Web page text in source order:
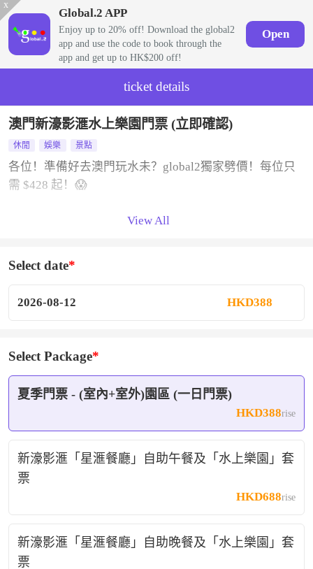
x
Global.2 APP
Enjoy up to 20% off! Download the global2
app and use the code to book through the
app and get up to HK$200 off!
Open
ticket details
澳門新濠影滙水上樂園門票 (立即確認)
休閒 娛樂 景點
各位！準備好去澳門玩水未？global2獨家劈價！每位只
需 $428 起！😱
唔使等出糧！今個周末即興起行都得！🧳
優惠！
✅ 室內園區全年恆溫30℃：而家呢個天氣去玩水，唔會
凍親，舒服到極！
✅ 夠曬刺激：挑戰15米自由落體「極限逃生艙」、室內
水上過山車「光速飛車」！
✅ 親子首選：帶埋小朋友去「太空控制台」，玩水槍、
💰 點解要經global2訂？
因為我哋爭取到獨家二人同行價，想搵人Share優惠？Tag
📅 優惠名額有限，售完即止！
View All
Select date
2026-08-12 HKD388
Select Package
夏季門票 - (室內+室外)園區 (一日門票)
HKD388rise
新濠影滙「星滙餐廳」自助午餐及「水上樂園」套
票
HKD688rise
新濠影滙「星滙餐廳」自助晚餐及「水上樂園」套
票